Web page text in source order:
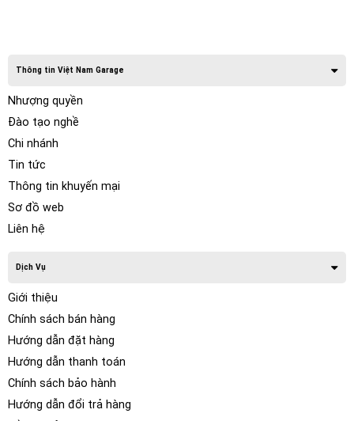
Thông tin Việt Nam Garage
Nhượng quyền
Đào tạo nghề
Chi nhánh
Tin tức
Thông tin khuyến mại
Sơ đồ web
Liên hệ
Dịch Vụ
Giới thiệu
Chính sách bán hàng
Hướng dẫn đặt hàng
Hướng dẫn thanh toán
Chính sách bảo hành
Hướng dẫn đổi trả hàng